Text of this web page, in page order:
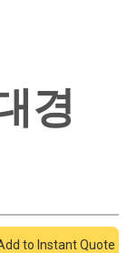
경
to Instant Quote